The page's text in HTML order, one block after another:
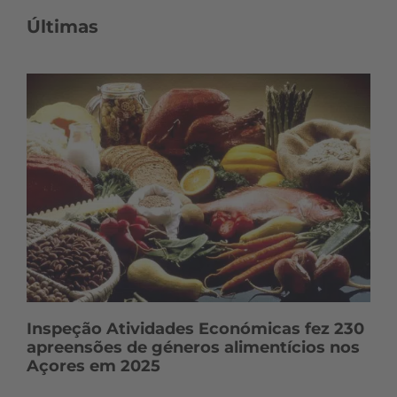
o
t
e
ú
d
s
Últimas
Inspeção Atividades Económicas fez 230
apreensões de géneros alimentícios nos
Açores em 2025